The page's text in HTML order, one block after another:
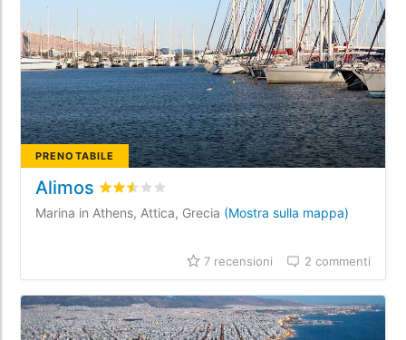
PRENOTABILE
Alimos Valutato2.5
Marina in Athens, Attica, Grecia (Mostra sulla mappa)
7 recensioni 2 commenti